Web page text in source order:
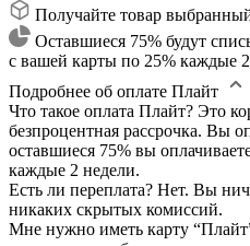
Получайте товар
Оставшиеся 75% будут
с вашей карты по 25% каждые
Подробнее об оплате Плайт
Что такое оплата Плайт? Это
безпроцентная рассрочка. Вы
оставшиеся 75% вы
каждые 2 недели.
Есть ли переплата? Нет. Вы
никаких скрытых комиссий.
Мне нужно иметь карту